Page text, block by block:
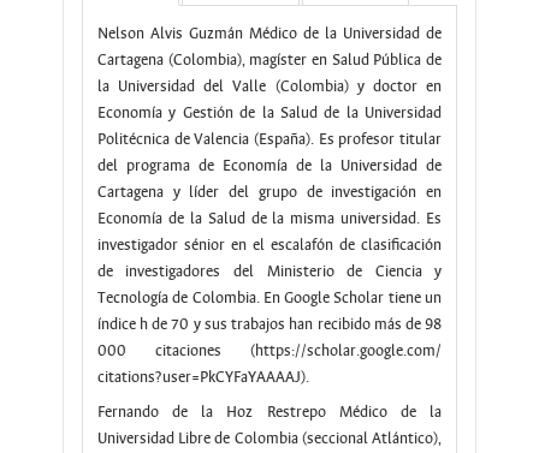
Nelson Alvis Guzmán Médico de la Universidad de
Cartagena (Colombia), magíster en Salud Pública de
la Universidad del Valle (Colombia) y doctor en
Economía y Gestión de la Salud de la Universidad
Politécnica de Valencia (España). Es profesor titular
del programa de Economía de la Universidad de
Cartagena y líder del grupo de investigación en
Economía de la Salud de la misma universidad. Es
investigador sénior en el escalafón de clasificación
de investigadores del Ministerio de Ciencia y
Tecnología de Colombia. En Google Scholar tiene un
índice h de 70 y sus trabajos han recibido más de 98
000 citaciones (https://scholar.google.com/
citations?user=PkCYFaYAAAAJ).
Fernando de la Hoz Restrepo Médico de la
Universidad Libre de Colombia (seccional Atlántico),